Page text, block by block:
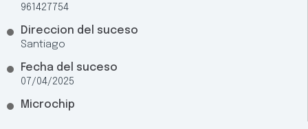
961427754
Direccion del suceso
Santiago
Fecha del suceso
07/04/2025
Microchip